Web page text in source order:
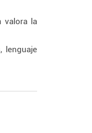
valora la
lenguaje